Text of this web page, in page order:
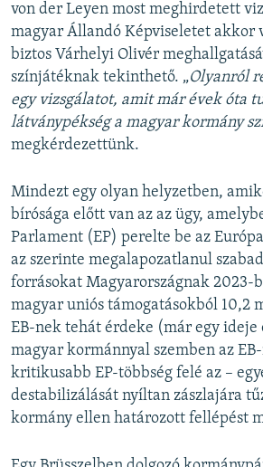
von der Leyen most meghirdetett
magyar Állandó Képviseletet akkor
biztos Várhelyi Olivér
színjátéknak tekinthető. „Olyanról
egy vizsgálatot, amit már évek óta
látványpékség a magyar kormány
megkérdezettünk.
Mindezt egy olyan helyzetben,
bírósága előtt van az az ügy,
Parlament (EP) perelte be az
az szerinte megalapozatlanul
forrásokat Magyarországnak 2023-
magyar uniós támogatásokból 10,2
EB-nek tehát érdeke (már egy ideje
magyar kormánnyal szemben az
kritikusabb EP-többség felé az –
destabilizálását nyíltan zászlajára
kormány ellen határozott fellépést